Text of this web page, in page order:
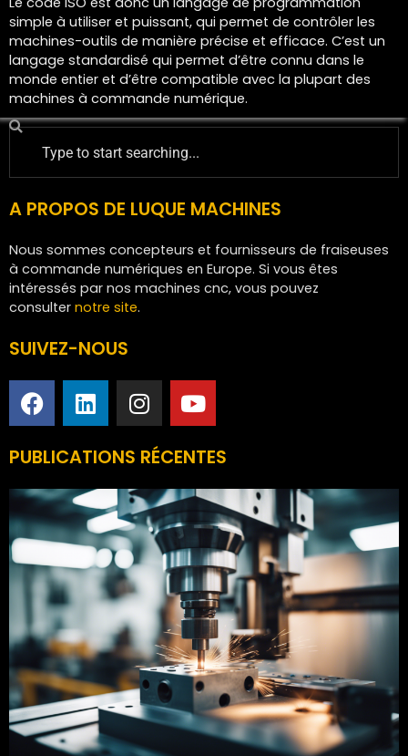
simple à utiliser et puissant, qui permet de contrôler les
machines-outils de manière précise et efficace. C’est un
langage standardisé qui permet d’être connu dans le
monde entier et d’être compatible avec la plupart des
machines à commande numérique.
A PROPOS DE LUQUE MACHINES
Nous sommes concepteurs et fournisseurs de fraiseuses
à commande numériques en Europe. Si vous êtes
intéressés par nos machines cnc, vous pouvez
consulter notre site.
SUIVEZ-NOUS
PUBLICATIONS RÉCENTES